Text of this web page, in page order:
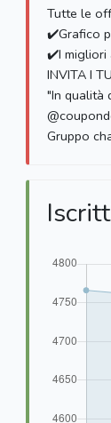
Tutte le
✔️Grafico
✔️I migliori
INVITA I
"In qualità
Gruppo